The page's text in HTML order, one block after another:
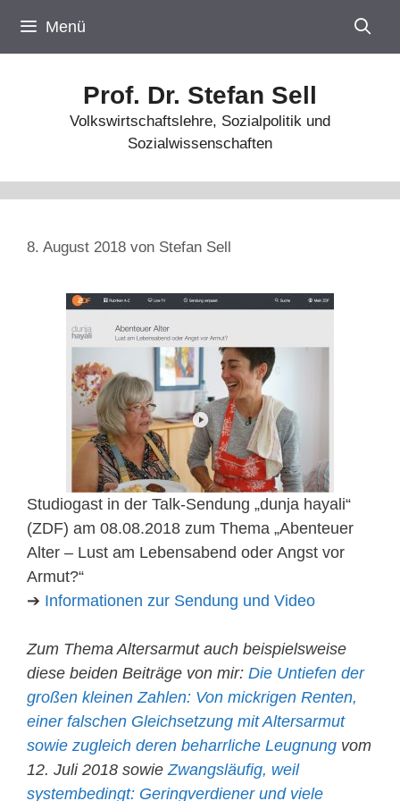
Inhalt
springen
Menü
Prof. Dr. Stefan Sell
Volkswirtschaftslehre, Sozialpolitik und
Sozialwissenschaften
8. August 2018 von Stefan Sell
Studiogast in der Talk-Sendung „dunja hayali“
(ZDF) am 08.08.2018 zum Thema „Abenteuer
Alter – Lust am Lebensabend oder Angst vor
Armut?“
➔ Informationen zur Sendung und Video
Zum Thema Altersarmut auch beispielsweise
diese beiden Beiträge von mir: Die Untiefen der
großen kleinen Zahlen: Von mickrigen Renten,
einer falschen Gleichsetzung mit Altersarmut
sowie zugleich deren beharrliche Leugnung vom
12. Juli 2018 sowie Zwangsläufig, weil
systembedingt: Geringverdiener und viele